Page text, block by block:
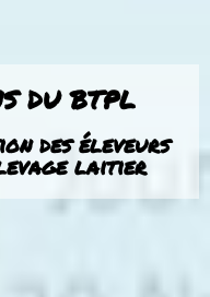
DU BTPL
des éleveurs
laitier